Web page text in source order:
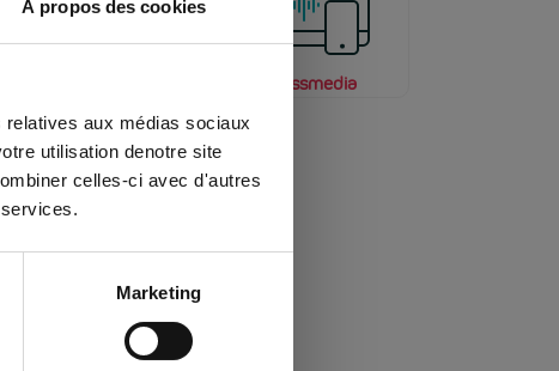
À propos des cookies
relatives aux médias sociaux
utilisation denotre site
celles-ci avec d'autres
Marketing
Crossmedia